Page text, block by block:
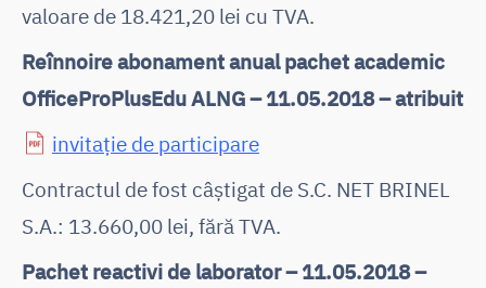
valoare de 18.421,20 lei cu TVA.
Reînnoire abonament anual pachet academic
OfficeProPlusEdu ALNG – 11.05.2018 – atribuit
invitație de participare
Contractul de fost câștigat de S.C. NET BRINEL
S.A.: 13.660,00 lei, fără TVA.
Pachet reactivi de laborator – 11.05.2018 –